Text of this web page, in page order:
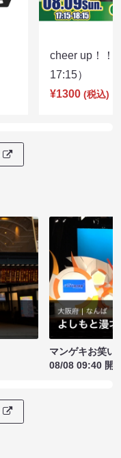
cheer up！
17:15）
¥1300 (税込)
マンゲキお笑い
08/08 09:40 開